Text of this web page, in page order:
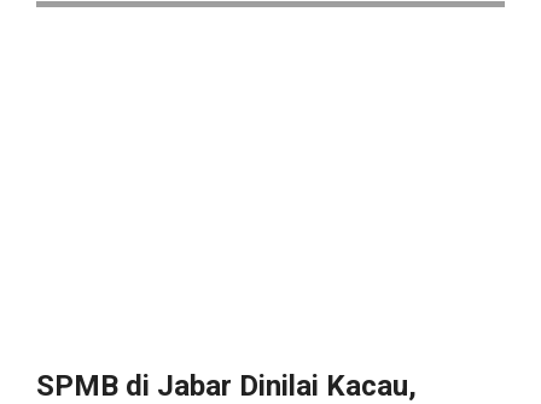
SPMB di Jabar Dinilai Kacau,